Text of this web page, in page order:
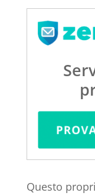
Questo